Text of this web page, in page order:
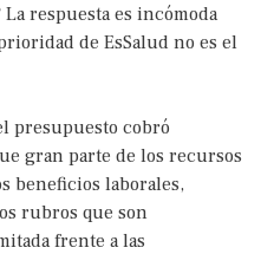
La respuesta es incómoda
de EsSalud no es el
presupuesto cobró
gran parte de los recursos
beneficios laborales,
rubros que son
frente a las